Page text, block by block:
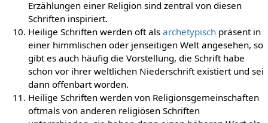
Erzählungen einer Religion sind zentral von diesen
Schriften inspiriert.
Heilige Schriften werden oft als archetypischpräsent in
einer himmlischen oder jenseitigen Welt angesehen, so
gibt es auch häufig die Vorstellung, die Schrift habe
schon vor ihrer weltlichen Niederschrift existiert und sei
dann offenbart worden.
Heilige Schriften werden von Religionsgemeinschaften
oftmals von anderen religiösen Schriften